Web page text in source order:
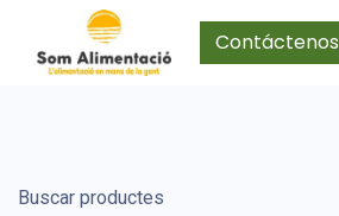
Contáctenos
Buscar productes